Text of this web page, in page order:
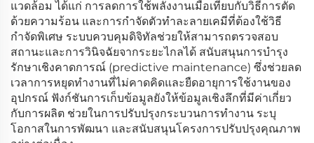
แวดล้อม ได้แก่ การลดการใช้พลังงานเมื่อเทียบกับวิธีการตัด
ด้วยความร้อน และการกำจัดตัวทำละลายเคมีที่ต้องใช้วิธี
กำจัดพิเศษ ระบบควบคุมดิจิทัลช่วยให้สามารถตรวจสอบ
สถานะและการวินิจฉัยจากระยะไกลได้ สนับสนุนการบำรุง
รักษาเชิงคาดการณ์ (predictive maintenance) ซึ่งช่วยลด
เวลาการหยุดทำงานที่ไม่คาดคิดและยืดอายุการใช้งานของ
อุปกรณ์ ฟังก์ชันการเก็บข้อมูลยังให้ข้อมูลเชิงลึกที่มีค่าเกี่ยว
กับการผลิต ช่วยในการปรับปรุงกระบวนการทำงาน ระบุ
โอกาสในการพัฒนา และสนับสนุนโครงการปรับปรุงคุณภาพ